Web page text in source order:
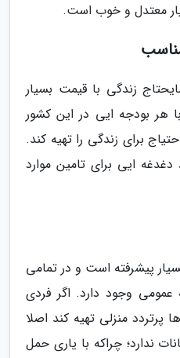
معتدل و خوب است.
زندگی با قیمت بسیار
هر بودجه ایی در این کشور
برای زندگی را تهیه کند.
ایی برای تامین موارد
پیشرفته است و در تمامی
عمومی وجود دارد. اگر فردی
پرتردد منزلی تهیه کند اصلا
ندارد؛ چراکه با یاری حمل